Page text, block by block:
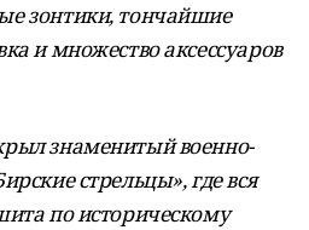
зонтики, тончайшие
и множество аксессуаров
знаменитый военно-
стрельцы», где вся
по историческому